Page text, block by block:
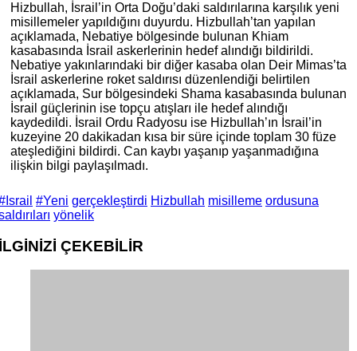
Hizbullah, İsrail’in Orta Doğu’daki saldırılarına karşılık yeni
misillemeler yapıldığını duyurdu. Hizbullah’tan yapılan
açıklamada, Nebatiye bölgesinde bulunan Khiam
kasabasında İsrail askerlerinin hedef alındığı bildirildi.
Nebatiye yakınlarındaki bir diğer kasaba olan Deir Mimas’ta
İsrail askerlerine roket saldırısı düzenlendiği belirtilen
açıklamada, Sur bölgesindeki Shama kasabasında bulunan
İsrail güçlerinin ise topçu atışları ile hedef alındığı
kaydedildi. İsrail Ordu Radyosu ise Hizbullah’ın İsrail’in
kuzeyine 20 dakikadan kısa bir süre içinde toplam 30 füze
ateşlediğini bildirdi. Can kaybı yaşanıp yaşanmadığına
ilişkin bilgi paylaşılmadı.
#Yeni gerçekleştirdi Hizbullah misilleme ordusuna
yönelik
ÇEKEBİLİR